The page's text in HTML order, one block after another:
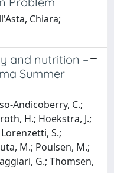
Chiara;
and nutrition –
Summer
Andicoberry, C.;
H.; Hoekstra, J.;
S.;
M.; Poulsen, M.;
G.; Thomsen,